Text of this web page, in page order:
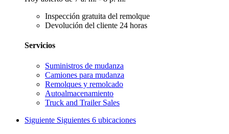
Inspección gratuita del remolque
Devolución del cliente 24 horas
Servicios
Suministros de mudanza
Camiones para mudanza
Remolques y remolcado
Autoalmacenamiento
Truck and Trailer Sales
Siguiente Siguientes 6 ubicaciones